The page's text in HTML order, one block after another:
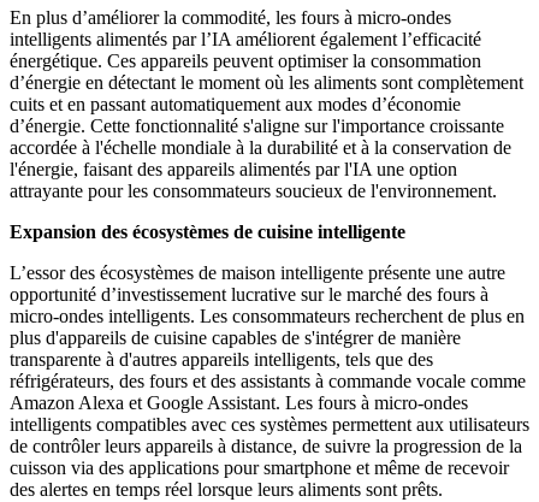
En plus d’améliorer la commodité, les fours à micro-ondes
intelligents alimentés par l’IA améliorent également l’efficacité
énergétique. Ces appareils peuvent optimiser la consommation
d’énergie en détectant le moment où les aliments sont complètement
cuits et en passant automatiquement aux modes d’économie
d’énergie. Cette fonctionnalité s'aligne sur l'importance croissante
accordée à l'échelle mondiale à la durabilité et à la conservation de
l'énergie, faisant des appareils alimentés par l'IA une option
attrayante pour les consommateurs soucieux de l'environnement.
Expansion des écosystèmes de cuisine intelligente
L’essor des écosystèmes de maison intelligente présente une autre
opportunité d’investissement lucrative sur le marché des fours à
micro-ondes intelligents. Les consommateurs recherchent de plus en
plus d'appareils de cuisine capables de s'intégrer de manière
transparente à d'autres appareils intelligents, tels que des
réfrigérateurs, des fours et des assistants à commande vocale comme
Amazon Alexa et Google Assistant. Les fours à micro-ondes
intelligents compatibles avec ces systèmes permettent aux utilisateurs
de contrôler leurs appareils à distance, de suivre la progression de la
cuisson via des applications pour smartphone et même de recevoir
des alertes en temps réel lorsque leurs aliments sont prêts.